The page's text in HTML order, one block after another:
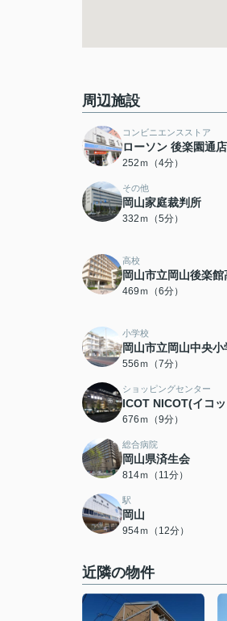
周辺施設
コンビニエンスストア
ローソン 後楽園通店
252ｍ（4分）
その他
岡山家庭裁判所
332ｍ（5分）
高校
岡山市立岡山後楽館
469ｍ（6分）
小学校
岡山市立岡山中央小
556ｍ（7分）
ショッピングセンター
ICOT NICOT(イコ
676ｍ（9分）
総合病院
岡山県済生会
814ｍ（11分）
駅
岡山
954ｍ（12分）
近隣の物件